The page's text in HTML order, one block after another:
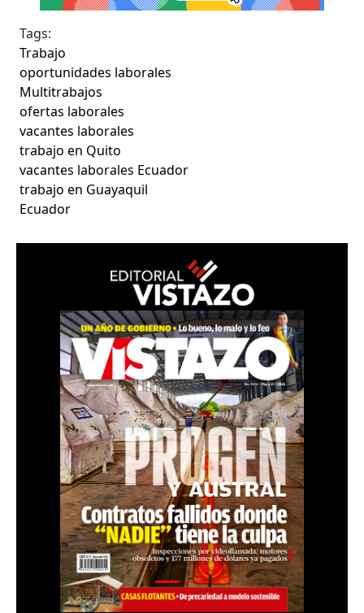
Tags:
Trabajo
oportunidades laborales
Multitrabajos
ofertas laborales
vacantes laborales
trabajo en Quito
vacantes laborales Ecuador
trabajo en Guayaquil
Ecuador